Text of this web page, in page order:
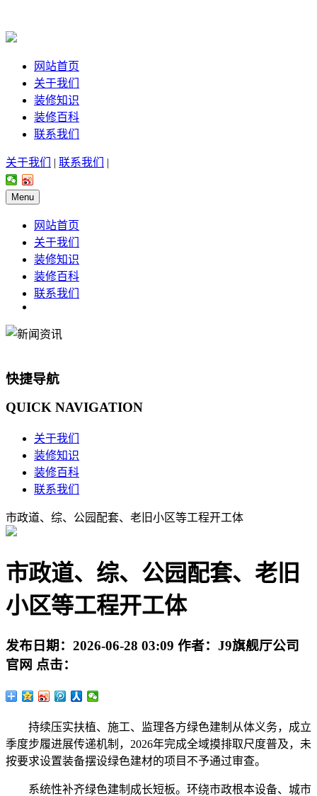
网站首页
关于我们
装修知识
装修百科
联系我们
关于我们 | 联系我们 |
Menu
网站首页
关于我们
装修知识
装修百科
联系我们
快捷导航
QUICK NAVIGATION
关于我们
装修知识
装修百科
联系我们
市政道、综、公园配套、老旧小区等工程开工体
市政道、综、公园配套、老旧
小区等工程开工体
发布日期： 2026-06-28 03:09 作者： J9旗舰厅公司
官网 点击：
持续压实扶植、施工、监理各方绿色建制从体义务，成立
季度步履进展传递机制，2026年完成全域摸排取尺度普及，未
按要求设置装备摆设绿色建材的项目不予通过审查。
系统性补齐绿色建制成长短板。环绕市政根本设备、城市